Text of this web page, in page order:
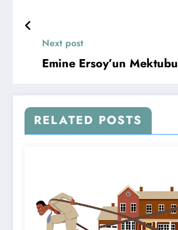
Next post
Emine Ersoy’un Mektubu
RELATED POSTS